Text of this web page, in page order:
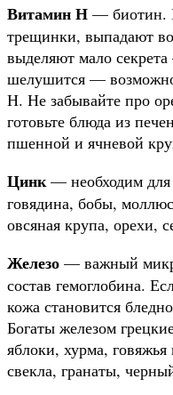
Витамин Н — биотин.
трещинки, выпадают
выделяют мало
шелушится —
Н. Не забывайте про
готовьте блюда из
пшенной и ячневой
Цинк — необходим
говядина, бобы,
овсяная крупа, орехи,
Железо — важный
состав гемоглобина.
кожа становится
Богаты железом
яблоки, хурма,
свекла, гранаты,